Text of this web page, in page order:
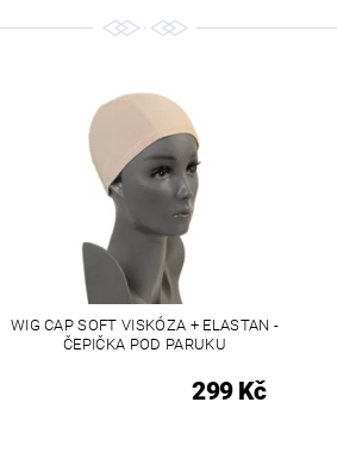
WIG CAP SOFT VISKÓZA + ELASTAN -
ČEPIČKA POD PARUKU
299 Kč